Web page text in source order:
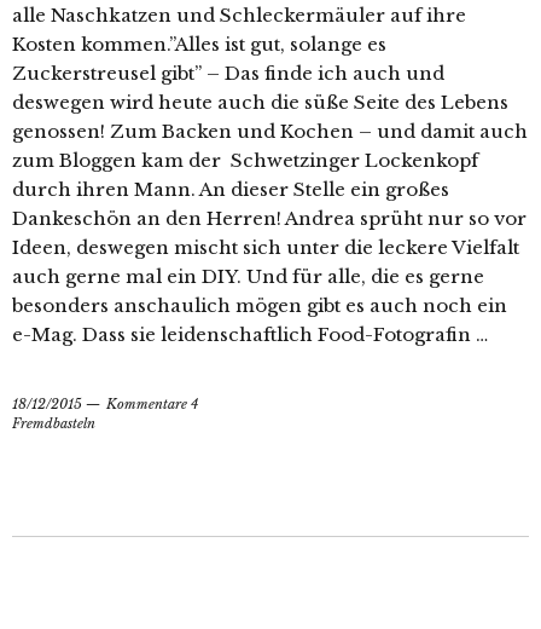
alle Naschkatzen und Schleckermäuler auf ihre
Kosten kommen.”Alles ist gut, solange es
Zuckerstreusel gibt” – Das finde ich auch und
deswegen wird heute auch die süße Seite des Lebens
genossen! Zum Backen und Kochen – und damit auch
zum Bloggen kam der Schwetzinger Lockenkopf
durch ihren Mann. An dieser Stelle ein großes
Dankeschön an den Herren! Andrea sprüht nur so vor
Ideen, deswegen mischt sich unter die leckere Vielfalt
auch gerne mal ein DIY. Und für alle, die es gerne
besonders anschaulich mögen gibt es auch noch ein
e-Mag. Dass sie leidenschaftlich Food-Fotografin …
18/12/2015
Kommentare 4
Fremdbasteln